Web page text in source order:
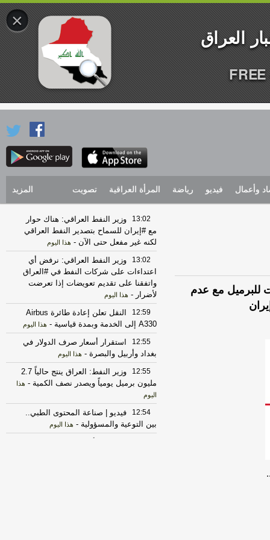
وأعمال فيديو رياضة المرأة العراقية تصويت المزيد
لخام برنت ترتفع 4 دولارات للبرميل مع عدم
13:02
وزير النفط العراقي: هناك حوار
مع #إيران للسماح بتصدير النفط العراقي
لكنه غير مفعل حتى الآن - هذا اليوم
13:02
وزير النفط العراقي: نرفض أي
اعتداءات على شركات النفط في #العراق
واتفقنا على تقديم تعويضات إذا تعرضت
لأضرار - هذا اليوم
12:59
النقل تعلن إعادة طائرة Airbus
A330 إلى الخدمة وبمدة قياسية
- هذا اليوم
12:55
استقرار أسعار صرف الدولار في
بغداد وأربيل والبصرة - هذا اليوم
12:55
وزير النفط: العراق ينتج حالياً 2.7
مليون برميل يومياً ويصدر نصف الكمية - هذا
اليوم
12:54
فيديو | صناعة المحتوى الطبي..
بين التوعية والمسؤولية - هذا اليوم
×